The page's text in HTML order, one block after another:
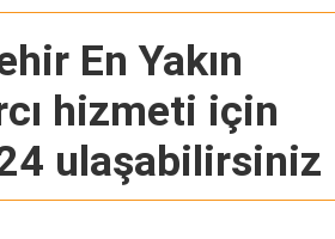
En Yakın
hizmeti için
ulaşabilirsiniz